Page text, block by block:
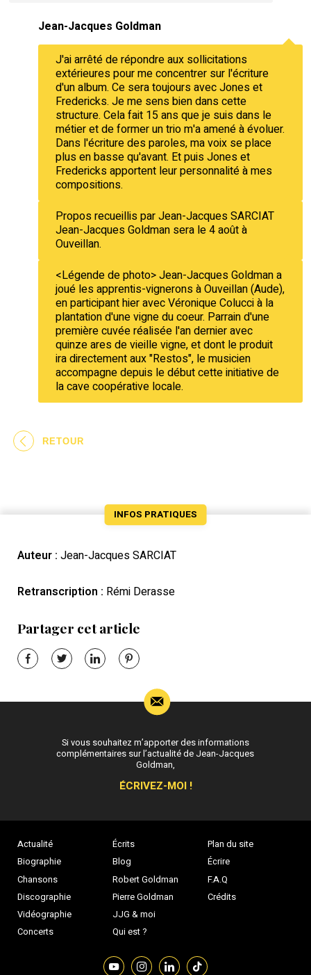
Jean-Jacques Goldman
J'ai arrêté de répondre aux sollicitations
extérieures pour me concentrer sur l'écriture
d'un album. Ce sera toujours avec Jones et
Fredericks. Je me sens bien dans cette
structure. Cela fait 15 ans que je suis dans le
métier et de former un trio m'a amené à évoluer.
Dans l'écriture des paroles, ma voix se place
plus en basse qu'avant. Et puis Jones et
Fredericks apportent leur personnalité à mes
compositions.
Propos recueillis par Jean-Jacques SARCIAT
Jean-Jacques Goldman sera le 4 août à
Ouveillan.
<Légende de photo> Jean-Jacques Goldman a
joué les apprentis-vignerons à Ouveillan (Aude),
en participant hier avec Véronique Colucci à la
plantation d'une vigne du coeur. Parrain d'une
première cuvée réalisée l'an dernier avec
quinze ares de vieille vigne, et dont le produit
ira directement aux "Restos", le musicien
accompagne depuis le début cette initiative de
la cave coopérative locale.
RETOUR
INFOS PRATIQUES
Auteur : Jean-Jacques SARCIAT
Retranscription : Rémi Derasse
Partager cet article
Actualité
Biographie
Chansons
Discographie
Vidéographie
Concerts
Écrits
Blog
Robert Goldman
Pierre Goldman
JJG & moi
Qui est ?
Plan du site
Écrire
F.A.Q
Crédits
Si vous souhaitez m’apporter des informations
complémentaires sur l’actualité de Jean-Jacques
Goldman,
ÉCRIVEZ-MOI !